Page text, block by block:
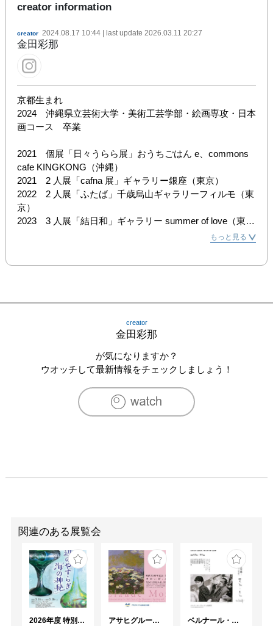
creator information
creator 2024.08.17 10:44 | last update 2026.03.11 20:27
金田彩那
京都生まれ
2024　沖縄県立芸術大学・美術工芸学部・絵画専攻・日本
画コース　卒業
2021　個展「日々うらら展」おうちごはん e、commons
cafe KINGKONG（沖縄）
2021　2 人展「cafna 展」ギャラリー銀座（東京）
2022　2 人展「ふたば」千歳烏山ギャラリーフィルモ（東
京）
2023　3 人展「結日和」ギャラリー summer of love（東
Fukasaku Gallery & Museum( 横浜)
Hideharu Fukasaku Gallery & Museum( 横浜)
もっと見る
creator
金田彩那
が気になりますか？
ウオッチして最新情報をチェックしましょう！
関連のある展覧会
2026年度 特別展「ガレとドーム、アール･ヌーヴォーのガラス 水辺のやすらぎ、海の神秘」 アサヒグループ大山崎山荘美術館 開館30周年記念展「没後100年 クロード・モネ」 ベルナール・ビュフェと写真 ーカメラがとらえたビュフェとその時代、そして21 世紀へ